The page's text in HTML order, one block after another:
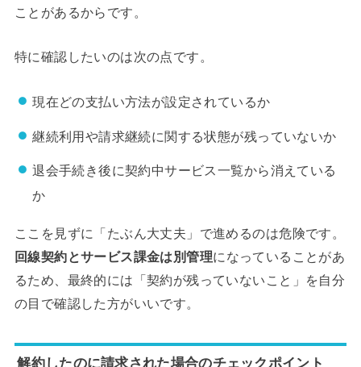
ことがあるからです。
特に確認したいのは次の点です。
現在どの支払い方法が設定されているか
継続利用や請求継続に関する状態が残っていないか
退会手続き後に契約中サービス一覧から消えている
か
ここを見ずに「たぶん大丈夫」で進めるのは危険です。
回線契約とサービス課金は別管理になっていることがあ
るため、最終的には「契約が残っていないこと」を自分
の目で確認した方がいいです。
解約したのに請求された場合のチェックポイント